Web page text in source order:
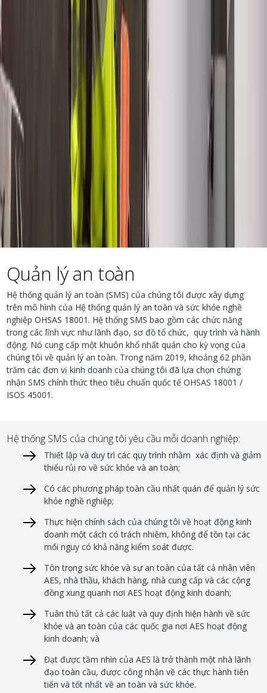
Quản lý an toàn
Hệ thống quản lý an toàn (SMS) của chúng tôi được xây dựng
trên mô hình của Hệ thống quản lý an toàn và sức khỏe nghề
nghiệp OHSAS 18001. Hệ thống SMS bao gồm các chức năng
trong các lĩnh vực như lãnh đạo, sơ đồ tổ chức, quy trình và hành
động. Nó cung cấp một khuôn khổ nhất quán cho kỳ vọng của
chúng tôi về quản lý an toàn. Trong năm 2019, khoảng 62 phần
trăm các đơn vị kinh doanh của chúng tôi đã lựa chọn chứng
nhận SMS chính thức theo tiêu chuẩn quốc tế OHSAS 18001 /
ISOS 45001.
Hệ thống SMS của chúng tôi yêu cầu mỗi doanh nghiệp:
Thiết lập và duy trì các quy trình nhằm xác định và giảm
thiểu rủi ro về sức khỏe và an toàn;
Có các phương pháp toàn cầu nhất quán để quản lý sức
khỏe nghề nghiệp;
Thực hiện chính sách của chúng tôi về hoạt động kinh
doanh một cách có trách nhiệm, không để tồn tại các
mối nguy có khả năng kiểm soát được.
Tôn trọng sức khỏe và sự an toàn của tất cả nhân viên
AES, nhà thầu, khách hàng, nhà cung cấp và các cộng
đồng xung quanh nơi AES hoạt động kinh doanh;
Tuân thủ tất cả các luật và quy định hiện hành về sức
khỏe và an toàn của các quốc gia nơi AES hoạt động
kinh doanh; và
Đạt được tầm nhìn của AES là trở thành một nhà lãnh
đạo toàn cầu, được công nhận về các thực hành tiên
tiến và tốt nhất về an toàn và sức khỏe.